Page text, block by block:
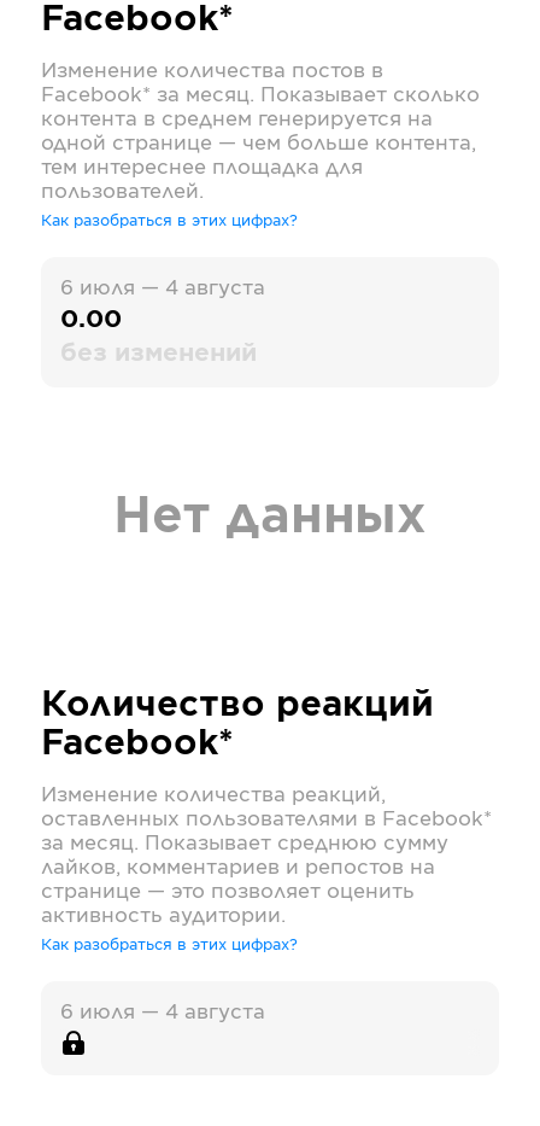
Facebook*
Изменение количества постов в
Facebook* за месяц. Показывает сколько
контента в среднем генерируется на
одной странице — чем больше контента,
тем интереснее площадка для
пользователей.
Как разобраться в этих цифрах?
6 июля — 4 августа
0.00
без изменений
Нет данных
Количество реакций
Facebook*
Изменение количества реакций,
оставленных пользователями в Facebook*
за месяц. Показывает среднюю сумму
лайков, комментариев и репостов на
странице — это позволяет оценить
активность аудитории.
Как разобраться в этих цифрах?
6 июля — 4 августа